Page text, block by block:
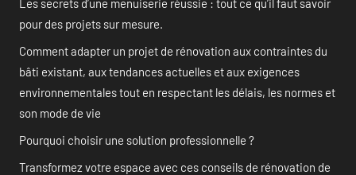
Les secrets d’une menuiserie réussie : tout ce qu’il faut savoir
pour des projets sur mesure.
Comment adapter un projet de rénovation aux contraintes du
bâti existant, aux tendances actuelles et aux exigences
environnementales tout en respectant les délais, les normes et
son mode de vie
Pourquoi choisir une solution professionnelle ?
Transformez votre espace avec ces conseils de rénovation de